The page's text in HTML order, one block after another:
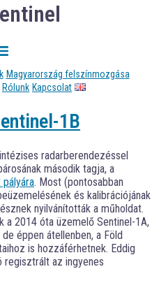
Magyarország felszínmozgása
Rólunk Kapcsolat
1B
radarberendezéssel
második tagja, a
pályára. Most (pontosabban
és kalibrációjának
nyilvánították a műholdat.
a 2014 óta üzemelő Sentinel-1A,
éppen átellenben, a Föld
is hozzáférhetnek. Eddig
regisztrált az ingyenes